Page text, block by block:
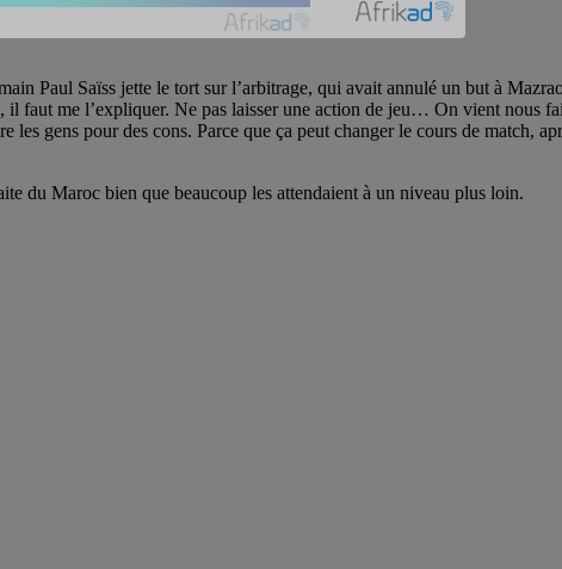
Paul Saïss jette le tort sur l’arbitrage, qui avait annulé un but à
faut me l’expliquer. Ne pas laisser une action de jeu… On vient nous
gens pour des cons. Parce que ça peut changer le cours de match,
du Maroc bien que beaucoup les attendaient à un niveau plus loin.